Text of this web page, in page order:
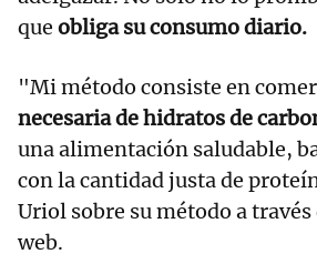
que obliga su consumo diario.
"Mi método consiste en
necesaria de hidratos de
una alimentación saludable,
con la cantidad justa de
Uriol sobre su método a través
web.